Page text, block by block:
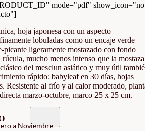
mode="pdf"
hoja japonesa con un aspecto
lobuladas como un encaje verde
picante ligeramente mostazado con fondo
rúcula, mucho menos intenso que la mostaza
del mesclun asiático y muy útil
rápido: babyleaf en 30 días, hojas
Resistente al frío y al calor moderado,
marzo-octubre, marco 25 x 25 cm.
a Noviembre